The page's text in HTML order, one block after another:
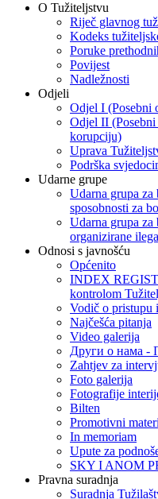
O Tužiteljstvu
Riječ glavnog
Kodeks
Poruke
Povijest
Nadležnosti
Odjeli
Odjel I (Posebni
Odjel II
korupciju)
Uprava
Podrška
Udarne grupe
Udarna grupa
sposobnosti za
Udarna grupa
organizirane
Odnosi s javnošću
Općenito
INDEX
kontrolom
Vodič o pristupu
Najčešća pitanja
Video galerija
Други о нама -
Zahtjev za
Foto galerija
Fotografije
Bilten
Promotivni
In memoriam
Upute za
SKY I ANOM
Pravna suradnja
Suradnja